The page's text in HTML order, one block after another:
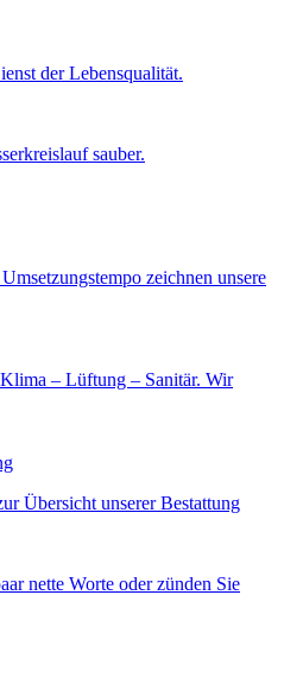
der Lebensqualität.
sauber.
zeichnen unsere
– Lüftung – Sanitär. Wir
Übersicht unserer Bestattung
nette Worte oder zünden Sie